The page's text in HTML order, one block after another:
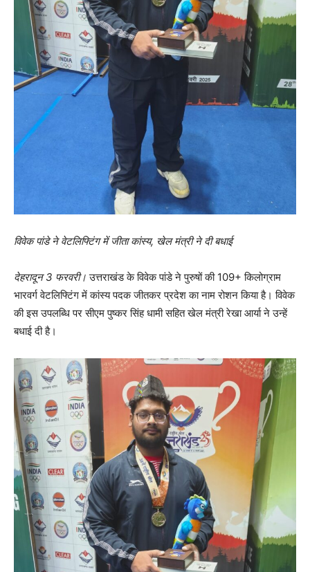
विवेक पांडे ने वेटलिफ्टिंग में जीता कांस्य, खेल मंत्री ने दी बधाई
देहरादून 3 फरवरी। उत्तराखंड के विवेक पांडे ने पुरुषों की 109+ किलोग्राम
भारवर्ग वेटलिफ्टिंग में कांस्य पदक जीतकर प्रदेश का नाम रोशन किया है। विवेक
की इस उपलब्धि पर सीएम पुष्कर सिंह धामी सहित खेल मंत्री रेखा आर्या ने उन्हें
बधाई दी है।